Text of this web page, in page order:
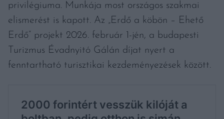
privilégiuma. Munkája most országos szakmai
elismerést is kapott. Az „Erdő a köbön – Ehető
Erdő” projekt 2026. február 1-jén, a budapesti
Turizmus Évadnyitó Gálán díjat nyert a
fenntartható turisztikai kezdeményezések között.